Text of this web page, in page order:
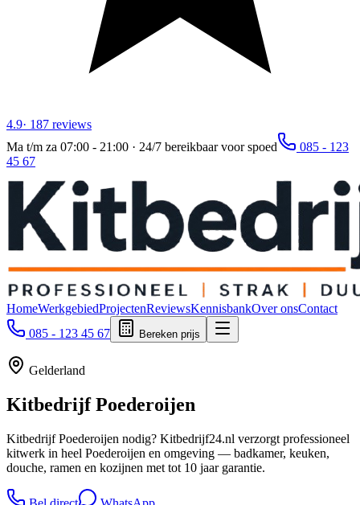
4.9· 187 reviews
Ma t/m za 07:00 - 21:00 · 24/7 bereikbaar voor spoed
085 - 123
45 67
HomeWerkgebiedProjectenReviewsKennisbankOver onsContact
085 - 123 45 67
Bereken prijs
Gelderland
KitbedrijfPoederoijen
Kitbedrijf Poederoijen nodig? Kitbedrijf24.nl verzorgt professioneel
kitwerk in heel Poederoijen en omgeving — badkamer, keuken,
douche, ramen en kozijnen met tot 10 jaar garantie.